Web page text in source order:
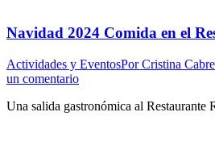
Navidad 2024 Comida en el
Actividades y EventosPorCristina
un comentario
Una salida gastronómica al Restaurante